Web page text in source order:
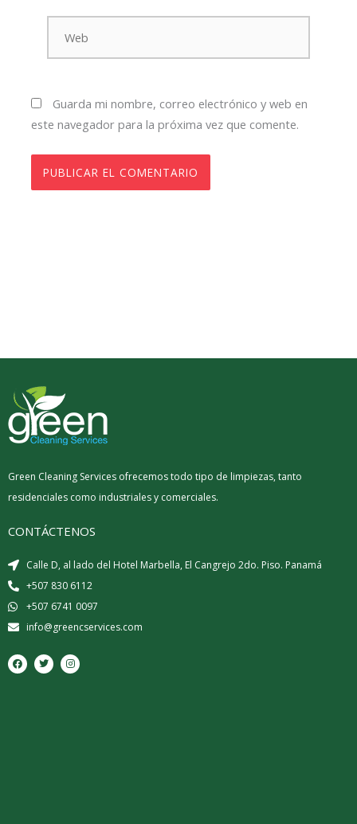
Web
Guarda mi nombre, correo electrónico y web en
este navegador para la próxima vez que comente.
Green Cleaning Services ofrecemos todo tipo de limpiezas, tanto
residenciales como industriales y comerciales.
CONTÁCTENOS
Calle D, al lado del Hotel Marbella, El Cangrejo 2do. Piso. Panamá
+507 830 6112
+507 6741 0097
info@greencservices.com
F
a
c
T
w
i
I
n
s